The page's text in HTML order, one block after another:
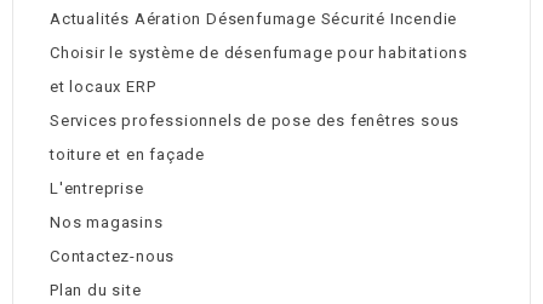
Actualités Aération Désenfumage Sécurité Incendie
Choisir le système de désenfumage pour habitations
et locaux ERP
Services professionnels de pose des fenêtres sous
toiture et en façade
L'entreprise
Nos magasins
Contactez-nous
Plan du site